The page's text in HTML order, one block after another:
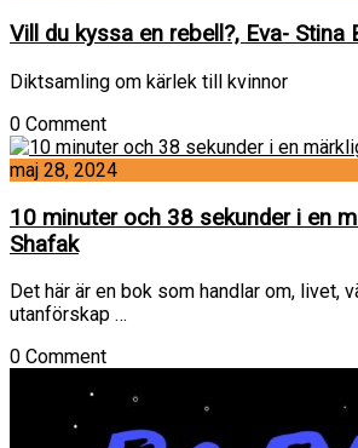
Vill du kyssa en rebell?, Eva- Stina
Diktsamling om kärlek till kvinnor
0 Comment
maj 28, 2024
10 minuter och 38 sekunder i en
Shafak
Det här är en bok som handlar om, livet,
utanförskap …
0 Comment